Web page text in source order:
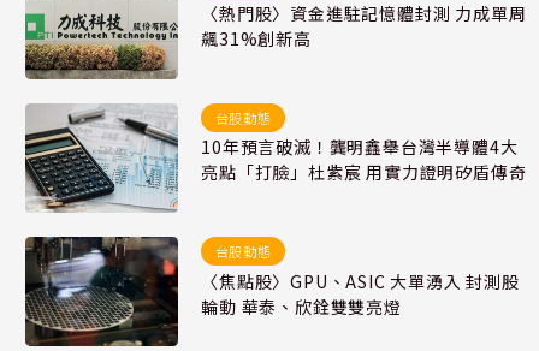
〈熱門股〉資金進駐記憶體封測 力成單周
飆31%創新高
台股動態
10年預言破滅！龔明鑫舉台灣半導體4大
亮點「打臉」杜紫宸 用實力證明矽盾傳奇
台股動態
〈焦點股〉GPU、ASIC 大單湧入 封測股
輪動 華泰、欣銓雙雙亮燈